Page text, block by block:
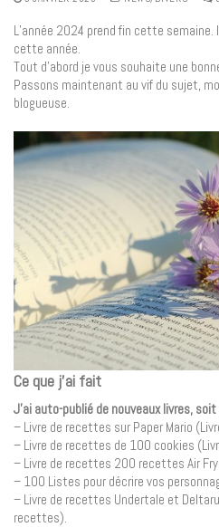
L’année 2024 prend fin cette
cette année.
Tout d’abord je vous souhaite une
Passons maintenant au vif du sujet,
blogueuse.
Ce que j’ai fait
J’ai auto-publié de nouveaux livres, soit
– Livre de recettes sur Paper Mario
– Livre de recettes de 100 cookies
– Livre de recettes 200 recettes Air
– 100 Listes pour décrire vos
– Livre de recettes Undertale et
recettes).